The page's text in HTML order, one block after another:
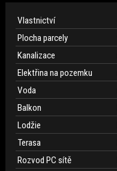
Vlastnictví
Plocha parcely
Kanalizace
Elektřina na pozemku
Voda
Balkon
Lodžie
Terasa
Rozvod PC sítě